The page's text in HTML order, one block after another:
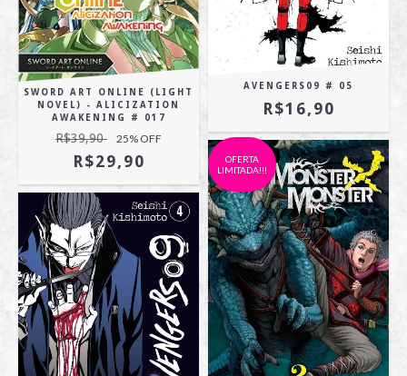
SWORD ART ONLINE (LIGHT
NOVEL) - ALICIZATION
AWAKENING # 017
R$39,90 25% OFF
R$29,90
AVENGERS09 # 05
R$16,90
OFERTA
LIMITADA!!!